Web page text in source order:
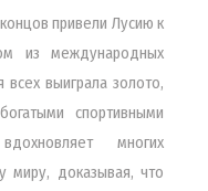
привели Лусию к
из международных
выиграла золото,
спортивными
многих
миру, доказывая, что